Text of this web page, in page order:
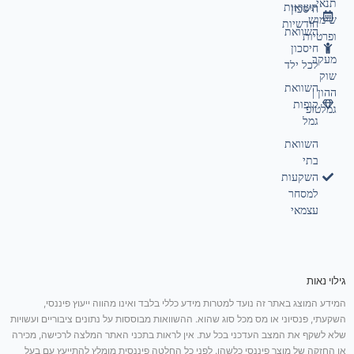
חיסכון
השוואת
חיסכון
לכל ילד
השוואת
קופות
גמל
השוואת
בתי
השקעות
למסחר
עצמאי
תנאי
שימוש
ופרטיות
מעקב
שוק
ההון |
גמלטופ
תשואות
חודשיות
גילוי נאות
המידע המוצג באתר זה נועד למטרות מידע כללי בלבד ואינו מהווה ייעוץ פיננסי,
השקעתי, פנסיוני או מס מכל סוג שהוא. ההשוואות מבוססות על נתונים ציבוריים ועשויות
שלא לשקף את המצב העדכני בכל עת. אין לראות בתכני האתר המלצה לרכישה, מכירה
או החזקה של מוצר פיננסי כלשהו. לפני כל החלטה פיננסית מומלץ להתייעץ עם בעל